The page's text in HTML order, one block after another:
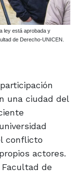
ley está aprobada y
de Derecho-UNICEN.
una ciudad del
conflicto
actores.
de